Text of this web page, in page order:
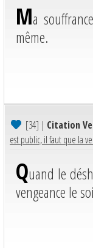
Ma
même.
[34] | Citation
est public, il faut que la
Quand le
vengeance le